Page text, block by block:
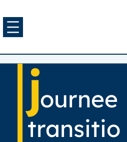
journee
transitio